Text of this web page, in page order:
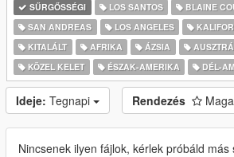
SŰRGŐSSÉGI LOS SANTOS
BLAINE
SAN ANDREAS
LOS ANGELES
KITALÁLT
AFRIKA ÁZSIA
KÖZEL KELET
ÉSZAK-AMERIKA DÉL-
Ideje: Tegnapi Rendezés
Nincsenek ilyen fájlok, kérlek próbáld